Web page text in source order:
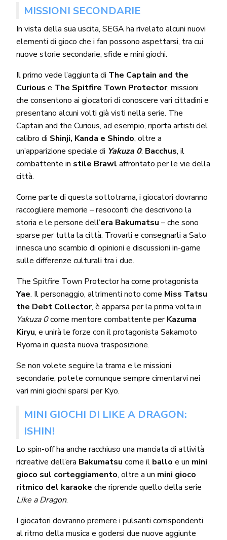
MISSIONI SECONDARIE
In vista della sua uscita, SEGA ha rivelato alcuni nuovi
elementi di gioco che i fan possono aspettarsi, tra cui
nuove storie secondarie, sfide e mini giochi.
Il primo vede l’aggiunta di The Captain and the
Curious e The Spitfire Town Protector, missioni
che consentono ai giocatori di conoscere vari cittadini e
presentano alcuni volti già visti nella serie. The
Captain and the Curious, ad esempio, riporta artisti del
calibro di Shinji, Kanda e Shindo, oltre a
un’apparizione speciale di Yakuza 0: Bacchus, il
combattente in stile Brawl affrontato per le vie della
città.
Come parte di questa sottotrama, i giocatori dovranno
raccogliere memorie – resoconti che descrivono la
storia e le persone dell’era Bakumatsu – che sono
sparse per tutta la città. Trovarli e consegnarli a Sato
innesca uno scambio di opinioni e discussioni in-game
sulle differenze culturali tra i due.
The Spitfire Town Protector ha come protagonista
Yae. Il personaggio, altrimenti noto come Miss Tatsu
the Debt Collector, è apparsa per la prima volta in
Yakuza 0come mentore combattente perKazuma
Kiryu, e unirà le forze con il protagonista Sakamoto
Ryoma in questa nuova trasposizione.
Se non volete seguire la trama e le missioni
secondarie, potete comunque sempre cimentarvi nei
vari mini giochi sparsi per Kyo.
MINI GIOCHI DI LIKE A DRAGON:
ISHIN!
Lo spin-off ha anche racchiuso una manciata di attività
ricreative dell’era Bakumatsu come il ballo e un mini
gioco sul corteggiamento, oltre a un mini gioco
ritmico del karaoke che riprende quello della serie
Like a Dragon.
I giocatori dovranno premere i pulsanti corrispondenti
al ritmo della musica e godersi due nuove aggiunte